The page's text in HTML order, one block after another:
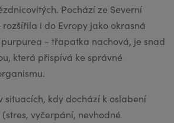
Pochází ze Severní
i do Evropy jako okrasná
- třapatka nachová, je snad
která přispívá ke správné
situacích, kdy dochází k oslabení
vyčerpání, nevhodné